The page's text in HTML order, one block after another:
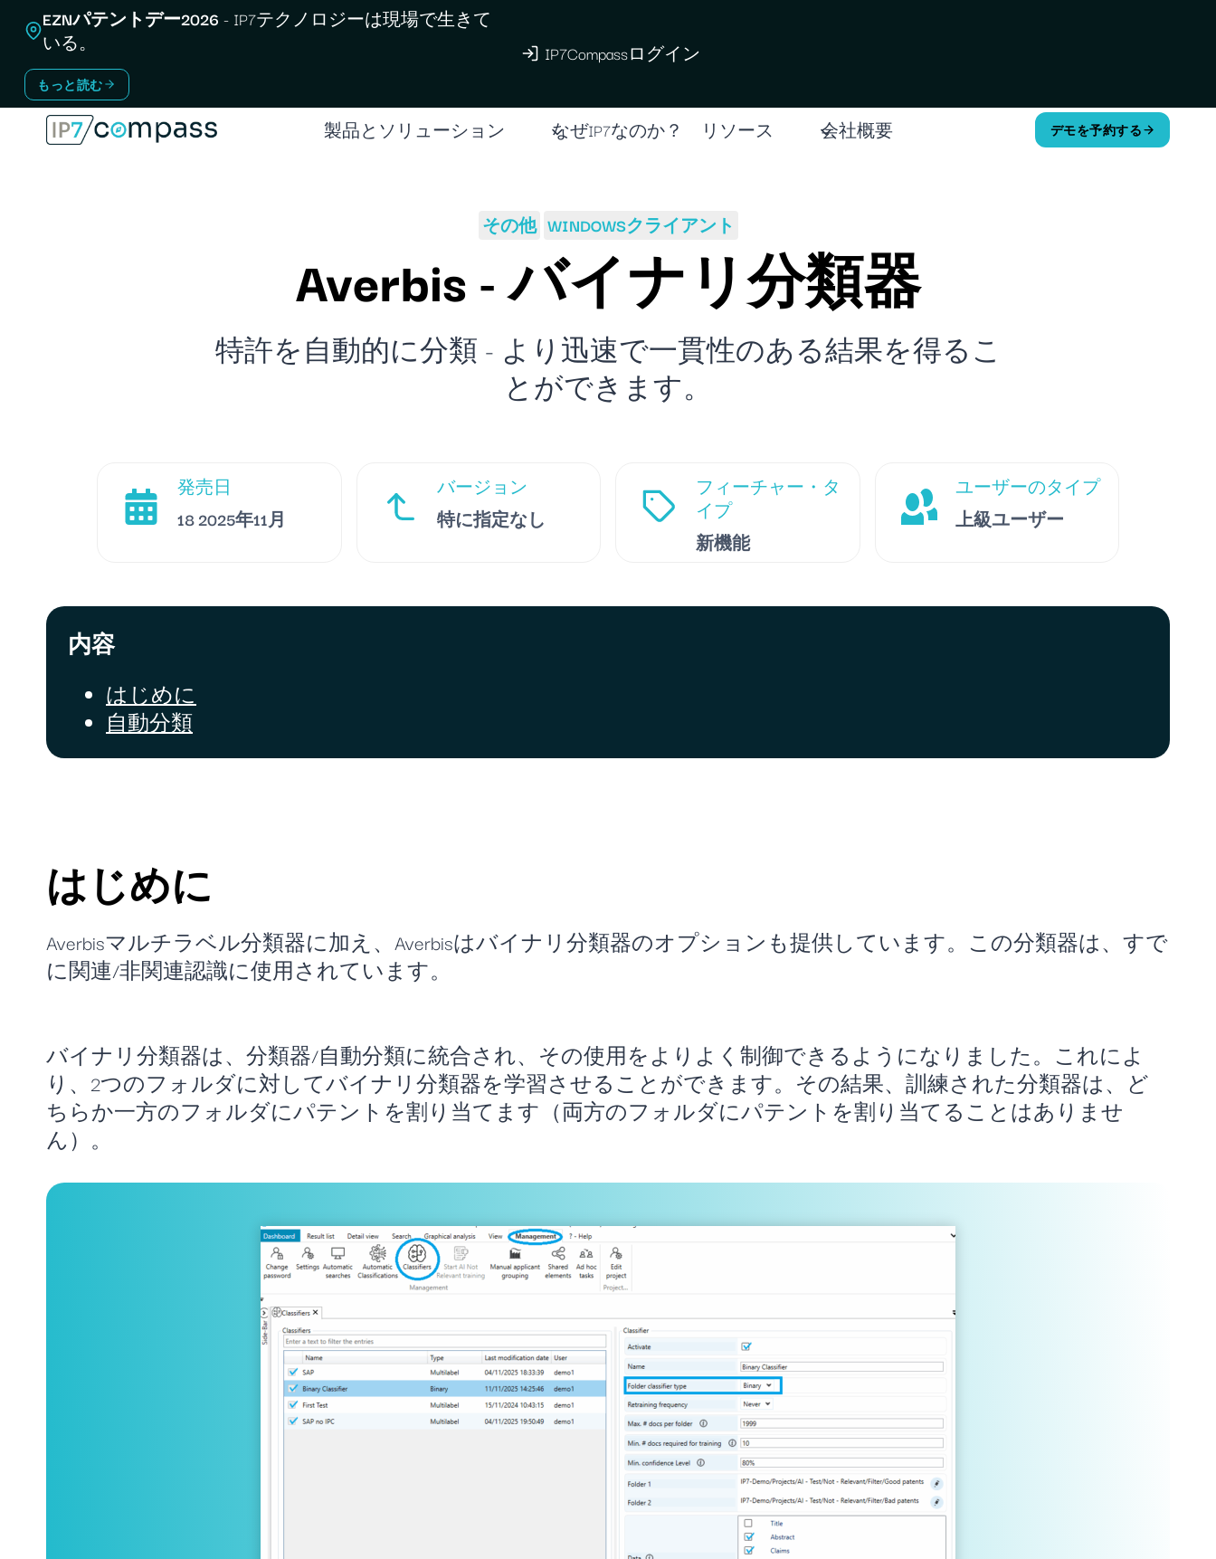
EZNパテントデー2026 - IP7テクノロジーは現場で生きて
いる。
もっと読む
IP7Compassログイン
製品とソリューション なぜIP7なのか？ リソース 会社概要 デモを予約する
その他 WINDOWSクライアント
Averbis - バイナリ分類器
特許を自動的に分類 - より迅速で一貫性のある結果を得るこ
とができます。
発売日
18 2025年11月
バージョン
特に指定なし
フィーチャー・タ
イプ
新機能
ユーザーのタイプ
上級ユーザー
内容
はじめに
自動分類
はじめに
Averbisマルチラベル分類器に加え、Averbisはバイナリ分類器のオプションも提供しています。この分類器は、すで
に関連/非関連認識に使用されています。
バイナリ分類器は、分類器/自動分類に統合され、その使用をよりよく制御できるようになりました。これによ
り、2つのフォルダに対してバイナリ分類器を学習させることができます。その結果、訓練された分類器は、ど
ちらか一方のフォルダにパテントを割り当てます（両方のフォルダにパテントを割り当てることはありませ
ん）。